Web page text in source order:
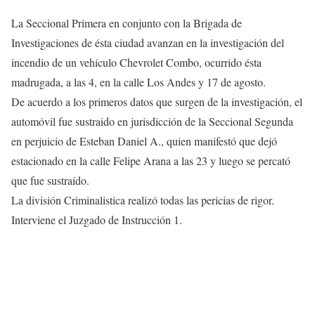
La Seccional Primera en conjunto con la Brigada de
Investigaciones de ésta ciudad avanzan en la investigación del
incendio de un vehículo Chevrolet Combo, ocurrido ésta
madrugada, a las 4, en la calle Los Andes y 17 de agosto.
De acuerdo a los primeros datos que surgen de la investigación, el
automóvil fue sustraido en jurisdicción de la Seccional Segunda
en perjuicio de Esteban Daniel A., quien manifestó que dejó
estacionado en la calle Felipe Arana a las 23 y luego se percató
que fue sustraído.
La división Criminalistica realizó todas las pericias de rigor.
Interviene el Juzgado de Instrucción 1.